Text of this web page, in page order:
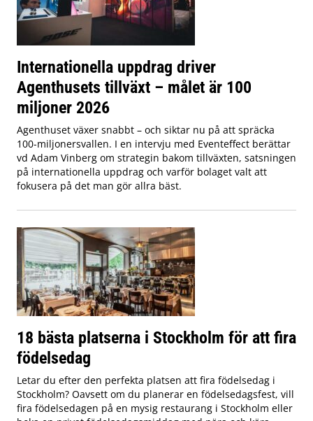
Internationella uppdrag driver
Agenthusets tillväxt – målet är 100
miljoner 2026
Agenthuset växer snabbt – och siktar nu på att spräcka
100-miljonersvallen. I en intervju med Eventeffect berättar
vd Adam Vinberg om strategin bakom tillväxten, satsningen
på internationella uppdrag och varför bolaget valt att
fokusera på det man gör allra bäst.
18 bästa platserna i Stockholm för att fira
födelsedag
Letar du efter den perfekta platsen att fira födelsedag i
Stockholm? Oavsett om du planerar en födelsedagsfest, vill
fira födelsedagen på en mysig restaurang i Stockholm eller